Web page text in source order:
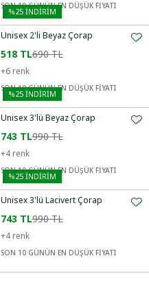
SON 10 GÜNÜN EN DÜŞÜK FİYATI
%25İNDİRİM
Unisex 2'li Beyaz Çorap
518 TL690 TL
+6 renk
SON 10 GÜNÜN EN DÜŞÜK FİYATI
%25İNDİRİM
Unisex 3'lü Beyaz Çorap
743 TL990 TL
+4 renk
SON 10 GÜNÜN EN DÜŞÜK FİYATI
%25İNDİRİM
Unisex 3'lü Lacivert Çorap
743 TL990 TL
+4 renk
SON 10 GÜNÜN EN DÜŞÜK FİYATI